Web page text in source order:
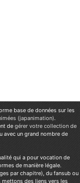
base de données sur les
(japanimation).
de gérer votre collection de
avec un grand nombre de
qui a pour vocation de
de manière légale.
par chapitre), du fansub ou
des liens vers les